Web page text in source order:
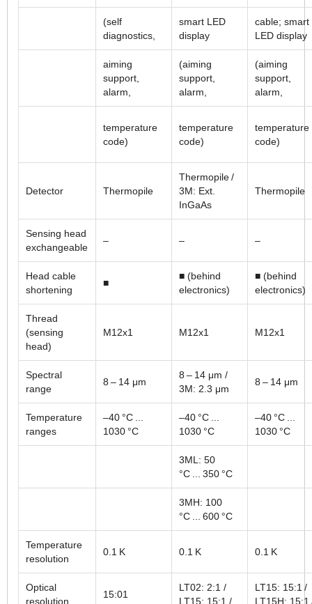
(self
diagnostics,
smart LED
display
cable; smart
LED display
aiming
support,
alarm,
(aiming
support,
alarm,
(aiming
support,
alarm,
temperature
code)
temperature
code)
temperature
code)
Detector Thermopile
Thermopile /
3M: Ext.
InGaAs
Thermopile
Sensing head
exchangeable
– – –
Head cable
shortening
■
■ (behind
electronics)
■ (behind
electronics)
Thread
(sensing
head)
M12x1 M12x1 M12x1
Spectral
range
8 – 14 μm
8 – 14 μm /
3M: 2.3 μm
8 – 14 μm
Temperature
ranges
–40 °C ...
1030 °C
–40 °C ...
1030 °C
–40 °C ...
1030 °C
3ML: 50
°C ... 350 °C
3MH: 100
°C ... 600 °C
Temperature
resolution
0.1 K 0.1 K 0.1 K
Optical
resolution
15:01
LT02: 2:1 /
LT15: 15:1 /
LT15: 15:1 /
LT15H: 15:1